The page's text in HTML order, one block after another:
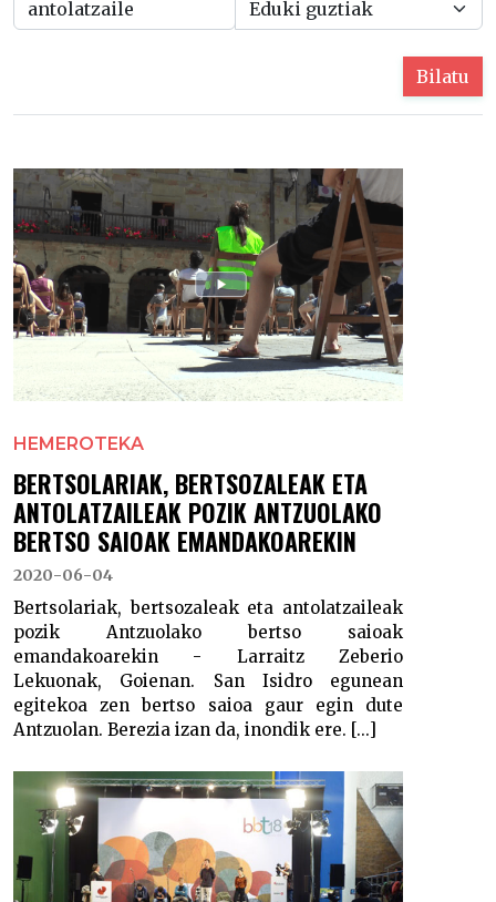
Bilatu
HEMEROTEKA
BERTSOLARIAK, BERTSOZALEAK ETA
ANTOLATZAILEAK POZIK ANTZUOLAKO
BERTSO SAIOAK EMANDAKOAREKIN
2020-06-04
Bertsolariak, bertsozaleak eta antolatzaileak
pozik Antzuolako bertso saioak
emandakoarekin - Larraitz Zeberio
Lekuonak, Goienan. San Isidro egunean
egitekoa zen bertso saioa gaur egin dute
Antzuolan. Berezia izan da, inondik ere. [...]